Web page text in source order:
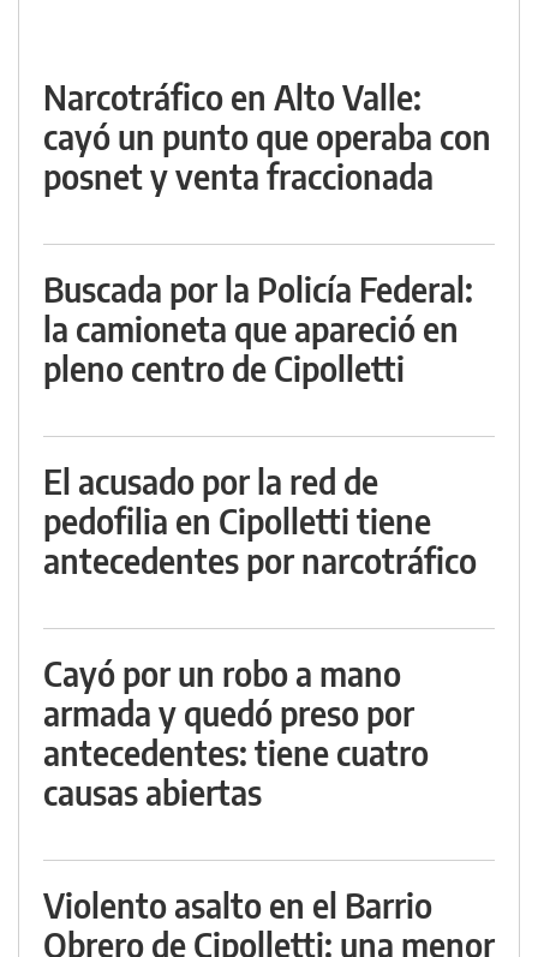
Narcotráfico en Alto Valle:
cayó un punto que operaba con
posnet y venta fraccionada
Buscada por la Policía Federal:
la camioneta que apareció en
pleno centro de Cipolletti
El acusado por la red de
pedofilia en Cipolletti tiene
antecedentes por narcotráfico
Cayó por un robo a mano
armada y quedó preso por
antecedentes: tiene cuatro
causas abiertas
Violento asalto en el Barrio
Obrero de Cipolletti: una menor